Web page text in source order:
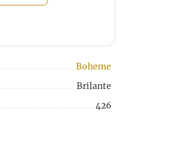
Boheme
Brilante
426